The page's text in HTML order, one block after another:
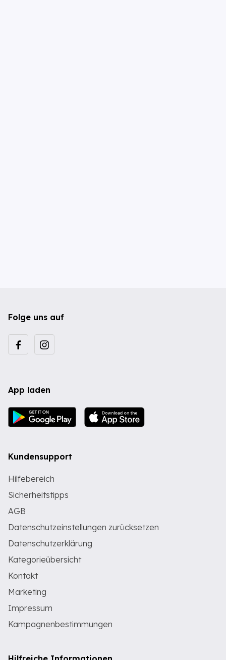
Folge uns auf
App laden
Kundensupport
Hilfebereich
Sicherheitstipps
AGB
Datenschutzeinstellungen zurücksetzen
Datenschutzerklärung
Kategorieübersicht
Kontakt
Marketing
Impressum
Kampagnenbestimmungen